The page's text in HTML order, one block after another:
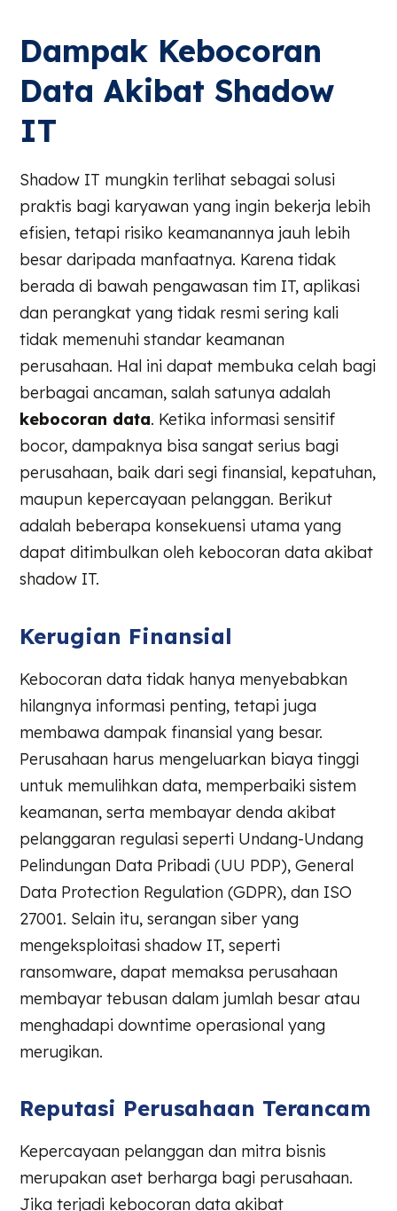
Dampak Kebocoran
Data Akibat Shadow
IT
Shadow IT mungkin terlihat sebagai solusi
praktis bagi karyawan yang ingin bekerja lebih
efisien, tetapi risiko keamanannya jauh lebih
besar daripada manfaatnya. Karena tidak
berada di bawah pengawasan tim IT, aplikasi
dan perangkat yang tidak resmi sering kali
tidak memenuhi standar keamanan
perusahaan. Hal ini dapat membuka celah bagi
berbagai ancaman, salah satunya adalah
kebocoran data. Ketika informasi sensitif
bocor, dampaknya bisa sangat serius bagi
perusahaan, baik dari segi finansial, kepatuhan,
maupun kepercayaan pelanggan. Berikut
adalah beberapa konsekuensi utama yang
dapat ditimbulkan oleh kebocoran data akibat
shadow IT.
Kerugian Finansial
Kebocoran data tidak hanya menyebabkan
hilangnya informasi penting, tetapi juga
membawa dampak finansial yang besar.
Perusahaan harus mengeluarkan biaya tinggi
untuk memulihkan data, memperbaiki sistem
keamanan, serta membayar denda akibat
pelanggaran regulasi seperti Undang-Undang
Pelindungan Data Pribadi (UU PDP), General
Data Protection Regulation (GDPR), dan ISO
27001. Selain itu, serangan siber yang
mengeksploitasi shadow IT, seperti
ransomware, dapat memaksa perusahaan
membayar tebusan dalam jumlah besar atau
menghadapi downtime operasional yang
merugikan.
Reputasi Perusahaan Terancam
Kepercayaan pelanggan dan mitra bisnis
merupakan aset berharga bagi perusahaan.
Jika terjadi kebocoran data akibat